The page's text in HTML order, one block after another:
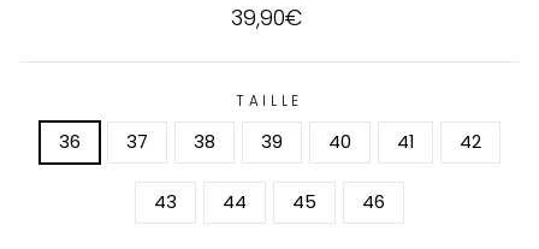
Prix
régulier
39,90€
TAILLE
36 37 38 39 40 41 42
43 44 45 46